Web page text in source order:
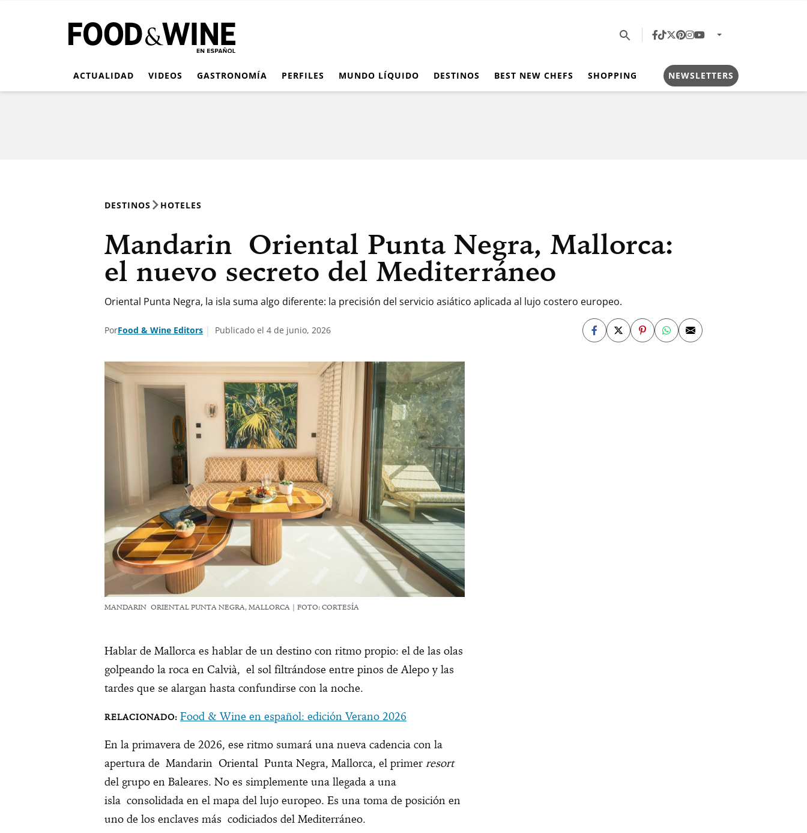
ACTUALIDAD VIDEOS GASTRONOMÍA PERFILES MUNDO LÍQUIDO DESTINOS BEST NEW CHEFS SHOPPING NEWSLETTERS
DESTINOS HOTELES
Mandarin Oriental Punta Negra, Mallorca:
el nuevo secreto del Mediterráneo
Oriental Punta Negra, la isla suma algo diferente: la precisión del servicio asiático aplicada al lujo costero europeo.
PorFood & Wine Editors Publicado el 4 de junio, 2026
MANDARIN ORIENTAL PUNTA NEGRA, MALLORCA | FOTO: CORTESÍA
Hablar de Mallorca es hablar de un destino con ritmo propio: el de las olas
golpeando la roca en Calvià, el sol filtrándose entre pinos de Alepo y las
tardes que se alargan hasta confundirse con la noche.
Food & Wine en español: edición Verano 2026
En la primavera de 2026, ese ritmo sumará una nueva cadencia con la
apertura de Mandarin Oriental Punta Negra, Mallorca, el primer resort
del grupo en Baleares. No es simplemente una llegada a una
isla consolidada en el mapa del lujo europeo. Es una toma de posición en
uno de los enclaves más codiciados del Mediterráneo.